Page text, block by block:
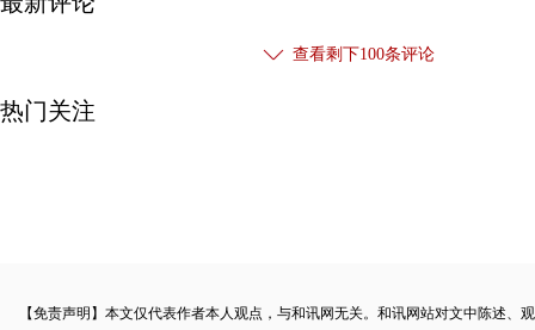
查看剩下100条评论
热门关注
【免责声明】本文仅代表作者本人观点，与和讯网无关。和讯网站对文中陈述